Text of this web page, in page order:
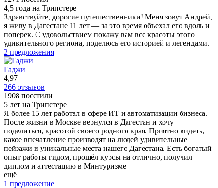
4,5 года на Трипстере
Здравствуйте, дорогие путешественники! Меня зовут Андрей,
я живу в Дагестане 11 лет — за это время объехал его вдоль и
поперек. С удовольствием покажу вам все красоты этого
удивительного региона, поделюсь его историей и легендами.
2 предложения
Гаджи
4,97
266 отзывов
1908 посетили
5 лет на Трипстере
Я более 15 лет работал в сфере ИТ и автоматизации бизнеса.
После жизни в Москве вернулся в Дагестан и хочу
поделиться, красотой своего родного края. Приятно видеть,
какое впечатление производят на людей удивительные
пейзажи и уникальные места нашего Дагестана. Есть богатый
опыт работы гидом, прошёл курсы на отлично, получил
диплом и аттестацию в Минтуризме.
ещё
1 предложение